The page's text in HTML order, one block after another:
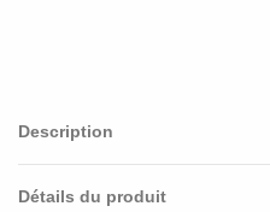
Description
Détails du produit